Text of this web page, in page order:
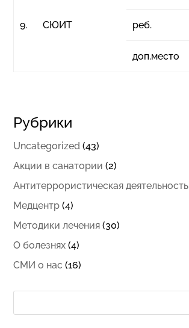
9. СЮИТ реб.
доп.место
Рубрики
Uncategorized (43)
Акции в санатории (2)
Антитеррористическая деятельность
Медцентр (4)
Методики лечения (30)
О болезнях (4)
СМИ о нас (16)